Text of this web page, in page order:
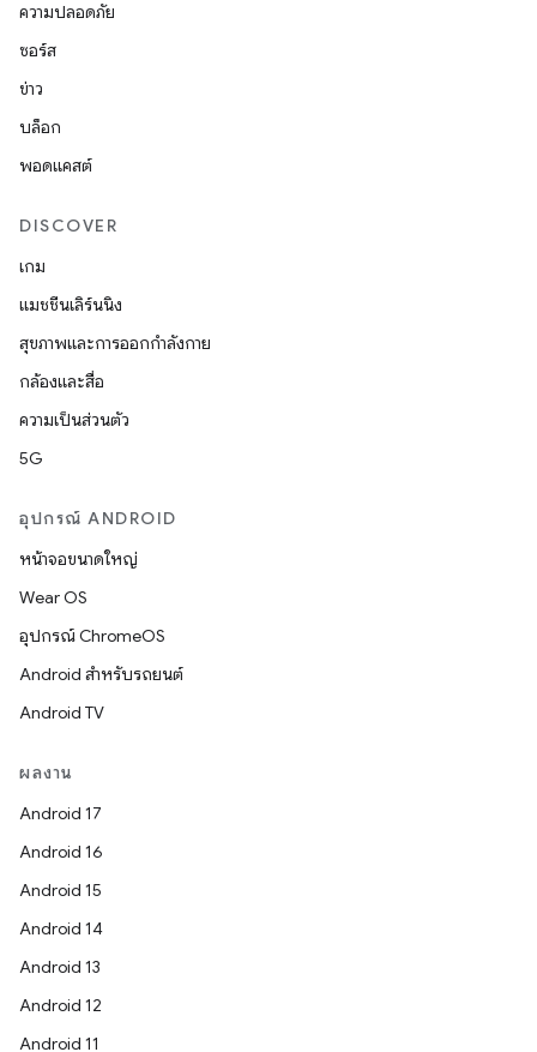
ความปลอดภัย
ซอร์ส
ข่าว
บล็อก
พอดแคสต์
DISCOVER
เกม
แมชชีนเลิร์นนิง
สุขภาพและการออกกำลังกาย
กล้องและสื่อ
ความเป็นส่วนตัว
5G
อุปกรณ์ ANDROID
หน้าจอขนาดใหญ่
Wear OS
อุปกรณ์ ChromeOS
Android สำหรับรถยนต์
Android TV
ผลงาน
Android 17
Android 16
Android 15
Android 14
Android 13
Android 12
Android 11